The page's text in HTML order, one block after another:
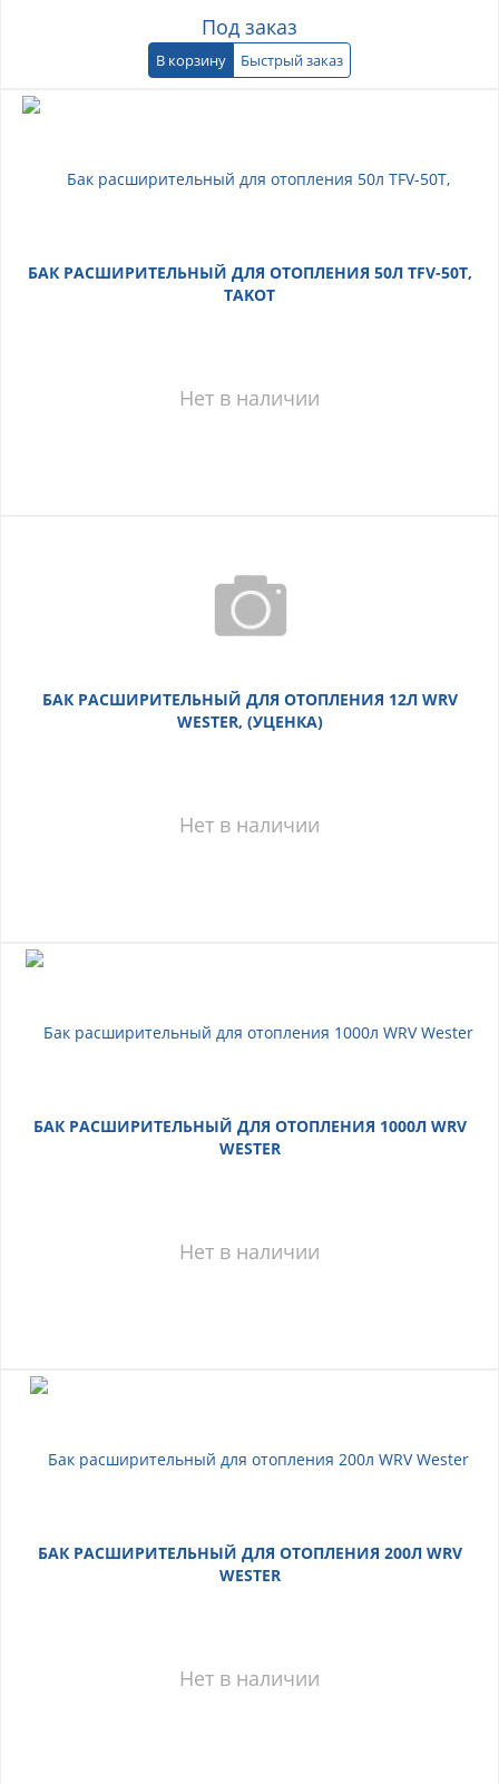
Под заказ
В корзину Быстрый заказ
БАК РАСШИРИТЕЛЬНЫЙ ДЛЯ ОТОПЛЕНИЯ 50Л TFV-50T,
TAKOT
Нет в наличии
БАК РАСШИРИТЕЛЬНЫЙ ДЛЯ ОТОПЛЕНИЯ 12Л WRV
WESTER, (УЦЕНКА)
Нет в наличии
БАК РАСШИРИТЕЛЬНЫЙ ДЛЯ ОТОПЛЕНИЯ 1000Л WRV
WESTER
Нет в наличии
БАК РАСШИРИТЕЛЬНЫЙ ДЛЯ ОТОПЛЕНИЯ 200Л WRV
WESTER
Нет в наличии